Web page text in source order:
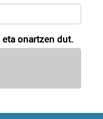
eta onartzen dut.